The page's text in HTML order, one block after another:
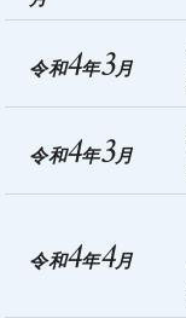
令和4年3月
令和4年3月
令和4年4月